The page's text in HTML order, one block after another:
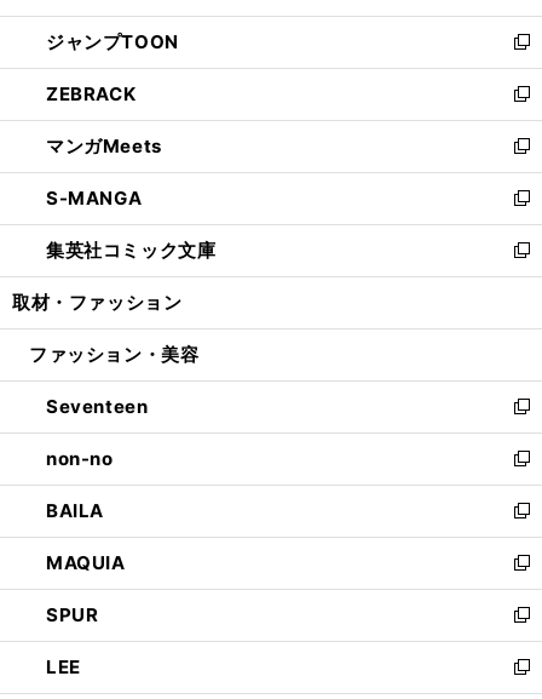
開
く
ウ
で
開
く
ン
ド
ウ
で
開
く
ウ
ィ
ン
ド
ウ
で
開
く
し
い
ウ
ィ
ン
ド
ウ
で
開
く
ジャンプTOON
新
し
い
ウ
ィ
ン
ド
ウ
で
開
ZEBRACK
新
し
い
ウ
ィ
ン
ド
ウ
開
マンガMeets
新
し
い
ウ
ィ
ン
ウ
開
く
S-MANGA
新
し
い
ウ
ン
ウ
で
開
く
集英社コミック文庫
新
し
ウ
ン
ド
ウ
で
開
く
取材・ファッション
ファッション・美容
Seventeen
新
し
い
ウ
ィ
ン
ド
ウ
で
開
く
non-no
新
し
い
ウ
ィ
ン
ド
ウ
で
開
BAILA
新
し
い
ウ
ィ
ン
ド
ウ
MAQUIA
新
し
い
ウ
ィ
SPUR
新
し
い
LEE
新